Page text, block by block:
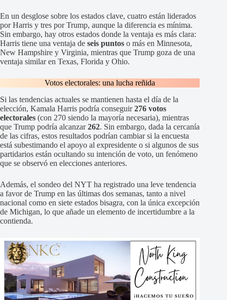
En un desglose sobre los estados clave, cuatro están liderados
por Harris y tres por Trump, aunque la diferencia es mínima.
Sin embargo, hay otros estados donde la ventaja es más clara:
Harris tiene una ventaja de seis puntos o más en Minnesota,
New Hampshire y Virginia, mientras que Trump goza de una
ventaja similar en Texas, Florida y Ohio.
Votos electorales: una lucha reñida
Si las tendencias actuales se mantienen hasta el día de la
elección, Kamala Harris podría conseguir276 votos
electorales (con 270 siendo la mayoría necesaria), mientras
que Trump podría alcanzar262. Sin embargo, dada la cercanía
de las cifras, estos resultados podrían cambiar si la encuesta
está subestimando el apoyo al expresidente o si algunos de sus
partidarios están ocultando su intención de voto, un fenómeno
que se observó en elecciones anteriores.
Además, el sondeo del NYT ha registrado una leve tendencia
a favor de Trump en las últimas dos semanas, tanto a nivel
nacional como en siete estados bisagra, con la única excepción
de Michigan, lo que añade un elemento de incertidumbre a la
contienda.